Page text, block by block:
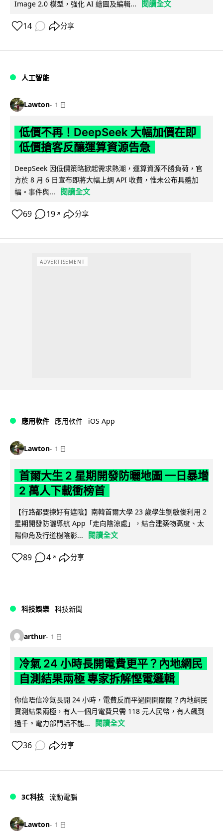
Image 2.0 模型，強化 AI 繪圖及編輯... 閱讀全文
14 分享
人工智能
Lawton 1 日
低價不再！DeepSeek 大幅加價在即
低價搶客反釀運算資源告急
DeepSeek 因低價策略掀起需求熱潮，運算資源不勝負荷，官
方於 8 月 6 日宣布即將大幅上調 API 收費，惟未公布具體加
幅。事件與...
閱讀全文
69 19 ↗ 分享
ADVERTISEMENT
應用軟件 應用軟件 iOS App
Lawton 1 日
首爾大生 2 星期開發防曬地圖 一日暴增
2 萬人下載衝榜首
【行路都要揀好有遮陰】南韓首爾大學 23 歲學生劉敏俊利用 2
星期開發防曬導航 App「走向陰涼處」，結合建築物高度、太
陽仰角及行道樹陰影...
閱讀全文
89 4 ↗ 分享
科技娛樂 科技新聞
arthur 1 日
冷氣 24 小時長開電費更平？內地網民
自測結果兩極 專家拆解慳電邏輯
你信唔信冷氣長開 24 小時，電費反而平過開開關關？內地網民
實測結果兩極，有人一個月電費只需 118 元人民幣，有人飆到
過千。電力部門話不能...
閱讀全文
36 分享
3C科技 流動電腦
Lawton 1 日